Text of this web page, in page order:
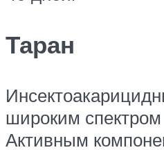
Таран
широким
Активным